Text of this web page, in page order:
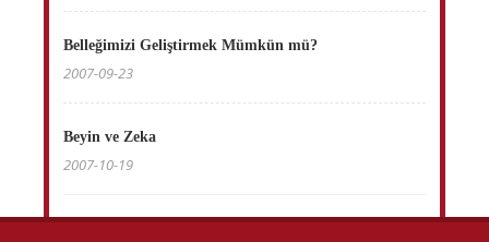
Belleğimizi Geliştirmek Mümkün mü?
2007-09-23
Beyin ve Zeka
2007-10-19